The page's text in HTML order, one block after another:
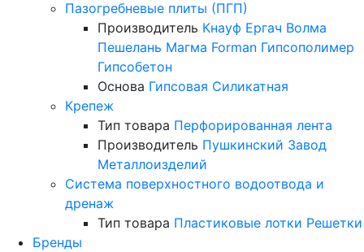
Пазогребневые плиты (ПГП)
Производитель Кнауф Ергач Волма
Пешелань Магма Forman Гипсополимер
Гипсобетон
Основа Гипсовая Силикатная
Крепеж
Тип товара Перфорированная лента
Производитель Пушкинский Завод
Металлоизделий
Система поверхностного водоотвода и
дренаж
Тип товара Пластиковые лотки Решетки
Бренды